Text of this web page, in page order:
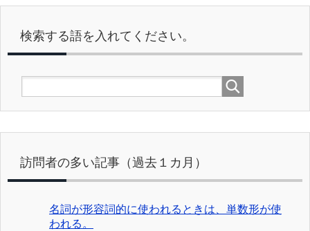
検索する語を入れてください。
訪問者の多い記事（過去１カ月）
名詞が形容詞的に使われるときは、単数形が使
われる。